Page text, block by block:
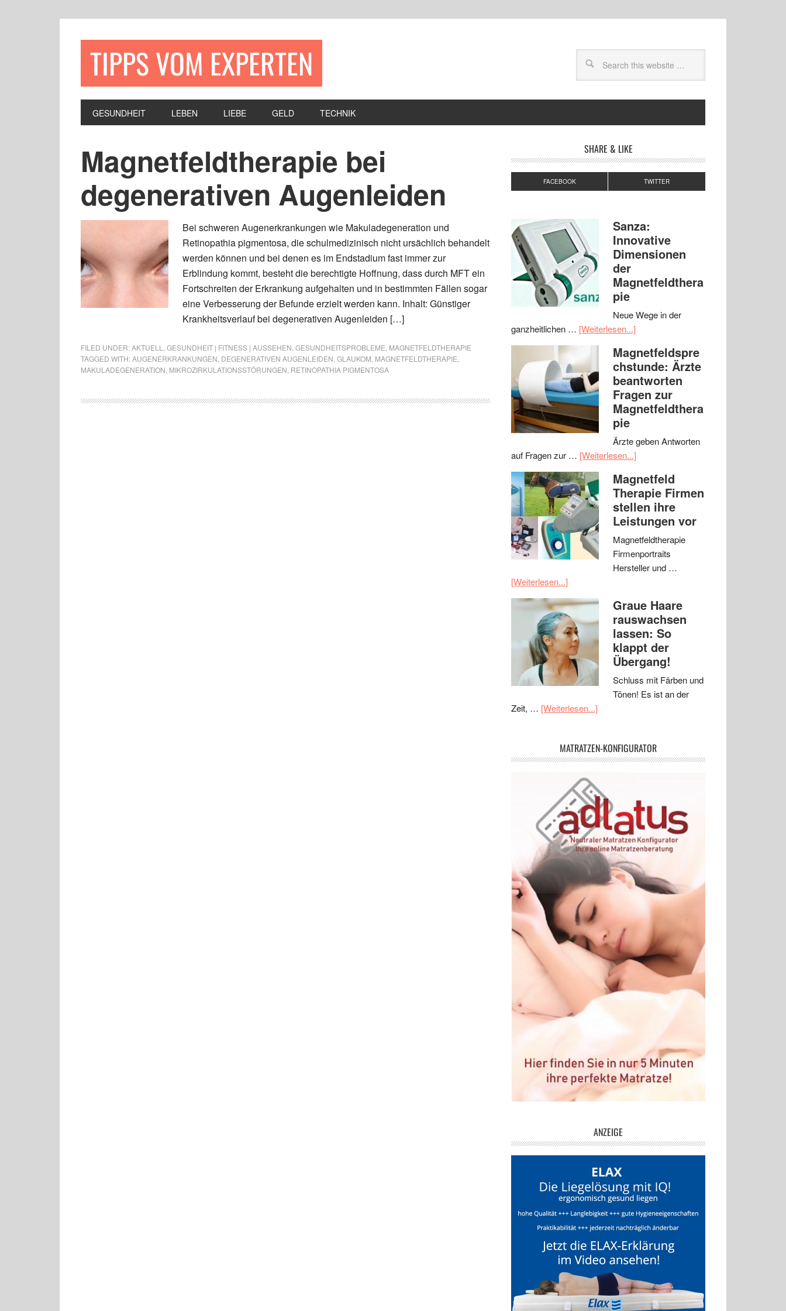
TIPPS VOM EXPERTEN
GESUNDHEIT LEBEN LIEBE GELD TECHNIK
Magnetfeldtherapie bei
degenerativen Augenleiden
Bei schweren Augenerkrankungen wie Makuladegeneration und
Retinopathia pigmentosa, die schulmedizinisch nicht ursächlich behandelt
werden können und bei denen es im Endstadium fast immer zur
Erblindung kommt, besteht die berechtigte Hoffnung, dass durch MFT ein
Fortschreiten der Erkrankung aufgehalten und in bestimmten Fällen sogar
eine Verbesserung der Befunde erzielt werden kann. Inhalt: Günstiger
Krankheitsverlauf bei degenerativen Augenleiden […]
FILED UNDER:AKTUELL GESUNDHEIT | FITNESS | AUSSEHEN GESUNDHEITSPROBLEME MAGNETFELDTHERAPIE
TAGGED WITH:AUGENERKRANKUNGEN DEGENERATIVEN AUGENLEIDEN GLAUKOM MAGNETFELDTHERAPIE
MAKULADEGENERATION MIKROZIRKULATIONSSTÖRUNGEN RETINOPATHIA PIGMENTOSA
SHARE & LIKE
FACEBOOK TWITTER
Sanza:
Innovative
Dimensionen
der
Magnetfeldthera
pie
Neue Wege in der
ganzheitlichen … [Weiterlesen...]
Magnetfeldspre
chstunde: Ärzte
beantworten
Fragen zur
Magnetfeldthera
pie
Ärzte geben Antworten
auf Fragen zur … [Weiterlesen...]
Magnetfeld
Therapie Firmen
stellen ihre
Leistungen vor
Magnetfeldtherapie
Firmenportraits
Hersteller und …
[Weiterlesen...]
Graue Haare
rauswachsen
lassen: So
klappt der
Übergang!
Schluss mit Färben und
Tönen! Es ist an der
Zeit, … [Weiterlesen...]
MATRATZEN-KONFIGURATOR
ANZEIGE